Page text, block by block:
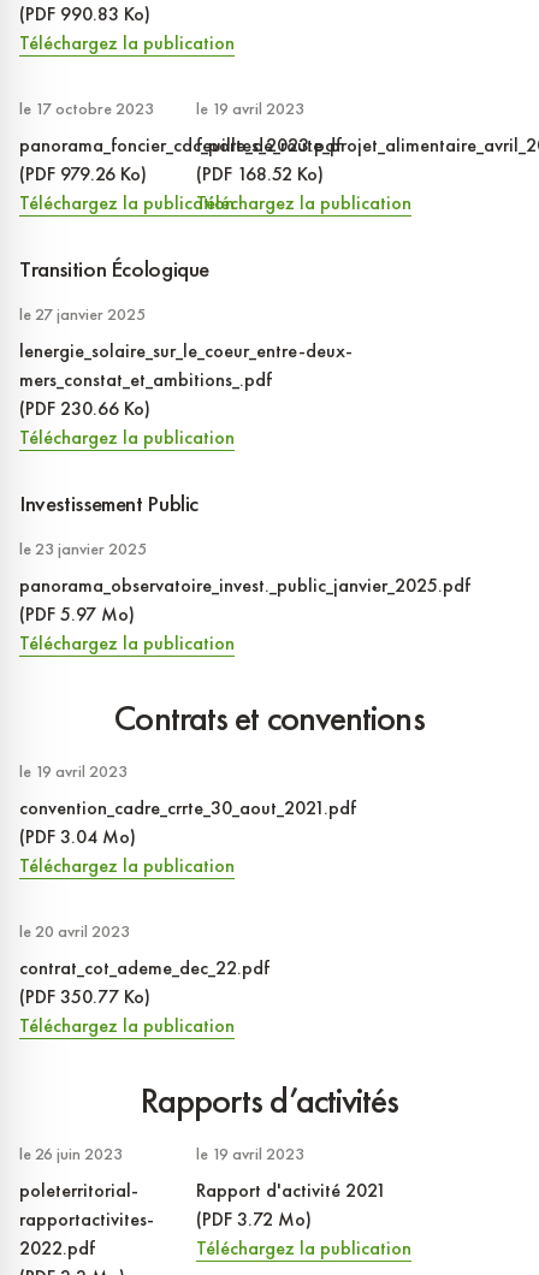
(PDF 990.83 Ko)
Téléchargez la publication
le 17 octobre 2023
panorama_foncier_cdc_portes_2023.pdf
(PDF 979.26 Ko)
Téléchargez la publication
le 19 avril 2023
(PDF 168.52 Ko)
Téléchargez la publication
Transition Écologique
le 27 janvier 2025
lenergie_solaire_sur_le_coeur_entre-deux-
mers_constat_et_ambitions_.pdf
(PDF 230.66 Ko)
Téléchargez la publication
Investissement Public
le 23 janvier 2025
panorama_observatoire_invest._public_janvier_2025.pdf
(PDF 5.97 Mo)
Téléchargez la publication
Contrats et conventions
le 19 avril 2023
convention_cadre_crrte_30_aout_2021.pdf
(PDF 3.04 Mo)
Téléchargez la publication
le 20 avril 2023
contrat_cot_ademe_dec_22.pdf
(PDF 350.77 Ko)
Téléchargez la publication
Rapports d’activités
le 26 juin 2023
poleterritorial-
rapportactivites-
2022.pdf
le 19 avril 2023
Rapport d'activité 2021
(PDF 3.72 Mo)
Téléchargez la publication